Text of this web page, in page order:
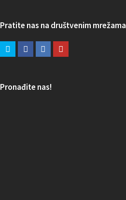
Pratite nas na društvenim mrežama
Pronađite nas!